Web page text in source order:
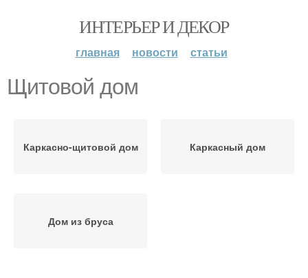
ИНТЕРЬЕР И ДЕКОР
главная новости статьи
Щитовой дом
Каркасно-щитовой дом Каркасный дом
Дом из бруса